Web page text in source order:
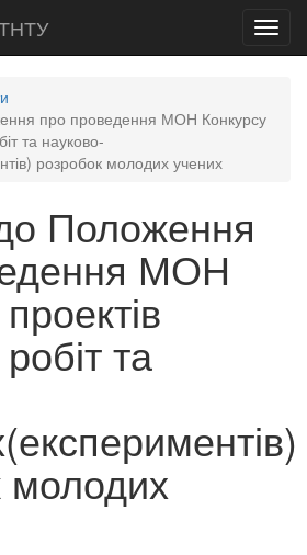
про проведення МОН Конкурсу
та науково-
розробок молодих учених
Положення
МОН
та
молодих